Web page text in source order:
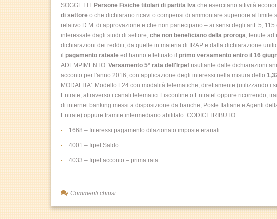
SOGGETTI: Persone Fisiche titolari di partita Iva che esercitano attività
di settore o che dichiarano ricavi o compensi di ammontare superiore al limite
relativo D.M. di approvazione e che non partecipano – ai sensi degli artt. 5,
interessate dagli studi di settore, che non beneficiano della proroga, tenute ad
dichiarazioni dei redditi, da quelle in materia di IRAP e dalla dichiarazione
il pagamento rateale ed hanno effettuato il primo versamento entro il 16
ADEMPIMENTO: Versamento 5° rata dell'Irpef risultante dalle dichiarazioni
acconto per l'anno 2016, con applicazione degli interessi nella misura dello
MODALITA': Modello F24 con modalità telematiche, direttamente (utilizzando i
Entrate, attraverso i canali telematici Fisconline o Entratel oppure ricorrendo,
di internet banking messi a disposizione da banche, Poste Italiane e Agenti
Entrate) oppure tramite intermediario abilitato. CODICI TRIBUTO:
1668 – Interessi pagamento dilazionato imposte erariali
4001 – Irpef Saldo
4033 – Irpef acconto – prima rata
Commenti chiusi